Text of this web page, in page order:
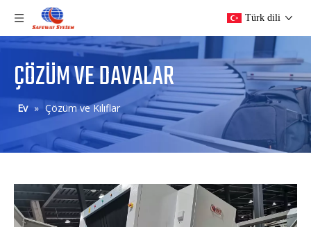
Türk dili
ÇÖZÜM VE DAVALAR
Ev » Çözüm ve Kılıflar